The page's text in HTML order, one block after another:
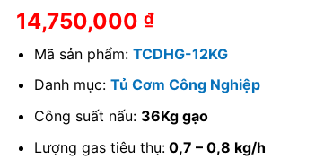
5.00
trên 5
dựa trên
1
14,750,000 ₫
Mã sản phẩm:TCDHG-12KG
Danh mục:Tủ Cơm Công Nghiệp
Công suất nấu: 36Kg gạo
Lượng gas tiêu thụ: 0,7 – 0,8 kg/h